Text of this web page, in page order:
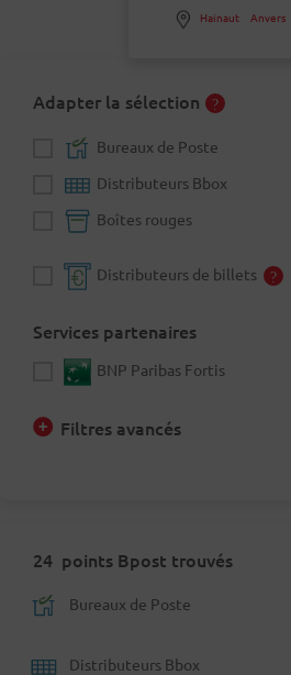
Hainaut Anvers
Adapter la sélection
Bureaux de Poste
Distributeurs Bbox
Boîtes rouges
Distributeurs de billets
Services partenaires
BNP Paribas Fortis
Filtres avancés
24 points Bpost trouvés
Bureaux de Poste
Distributeurs Bbox